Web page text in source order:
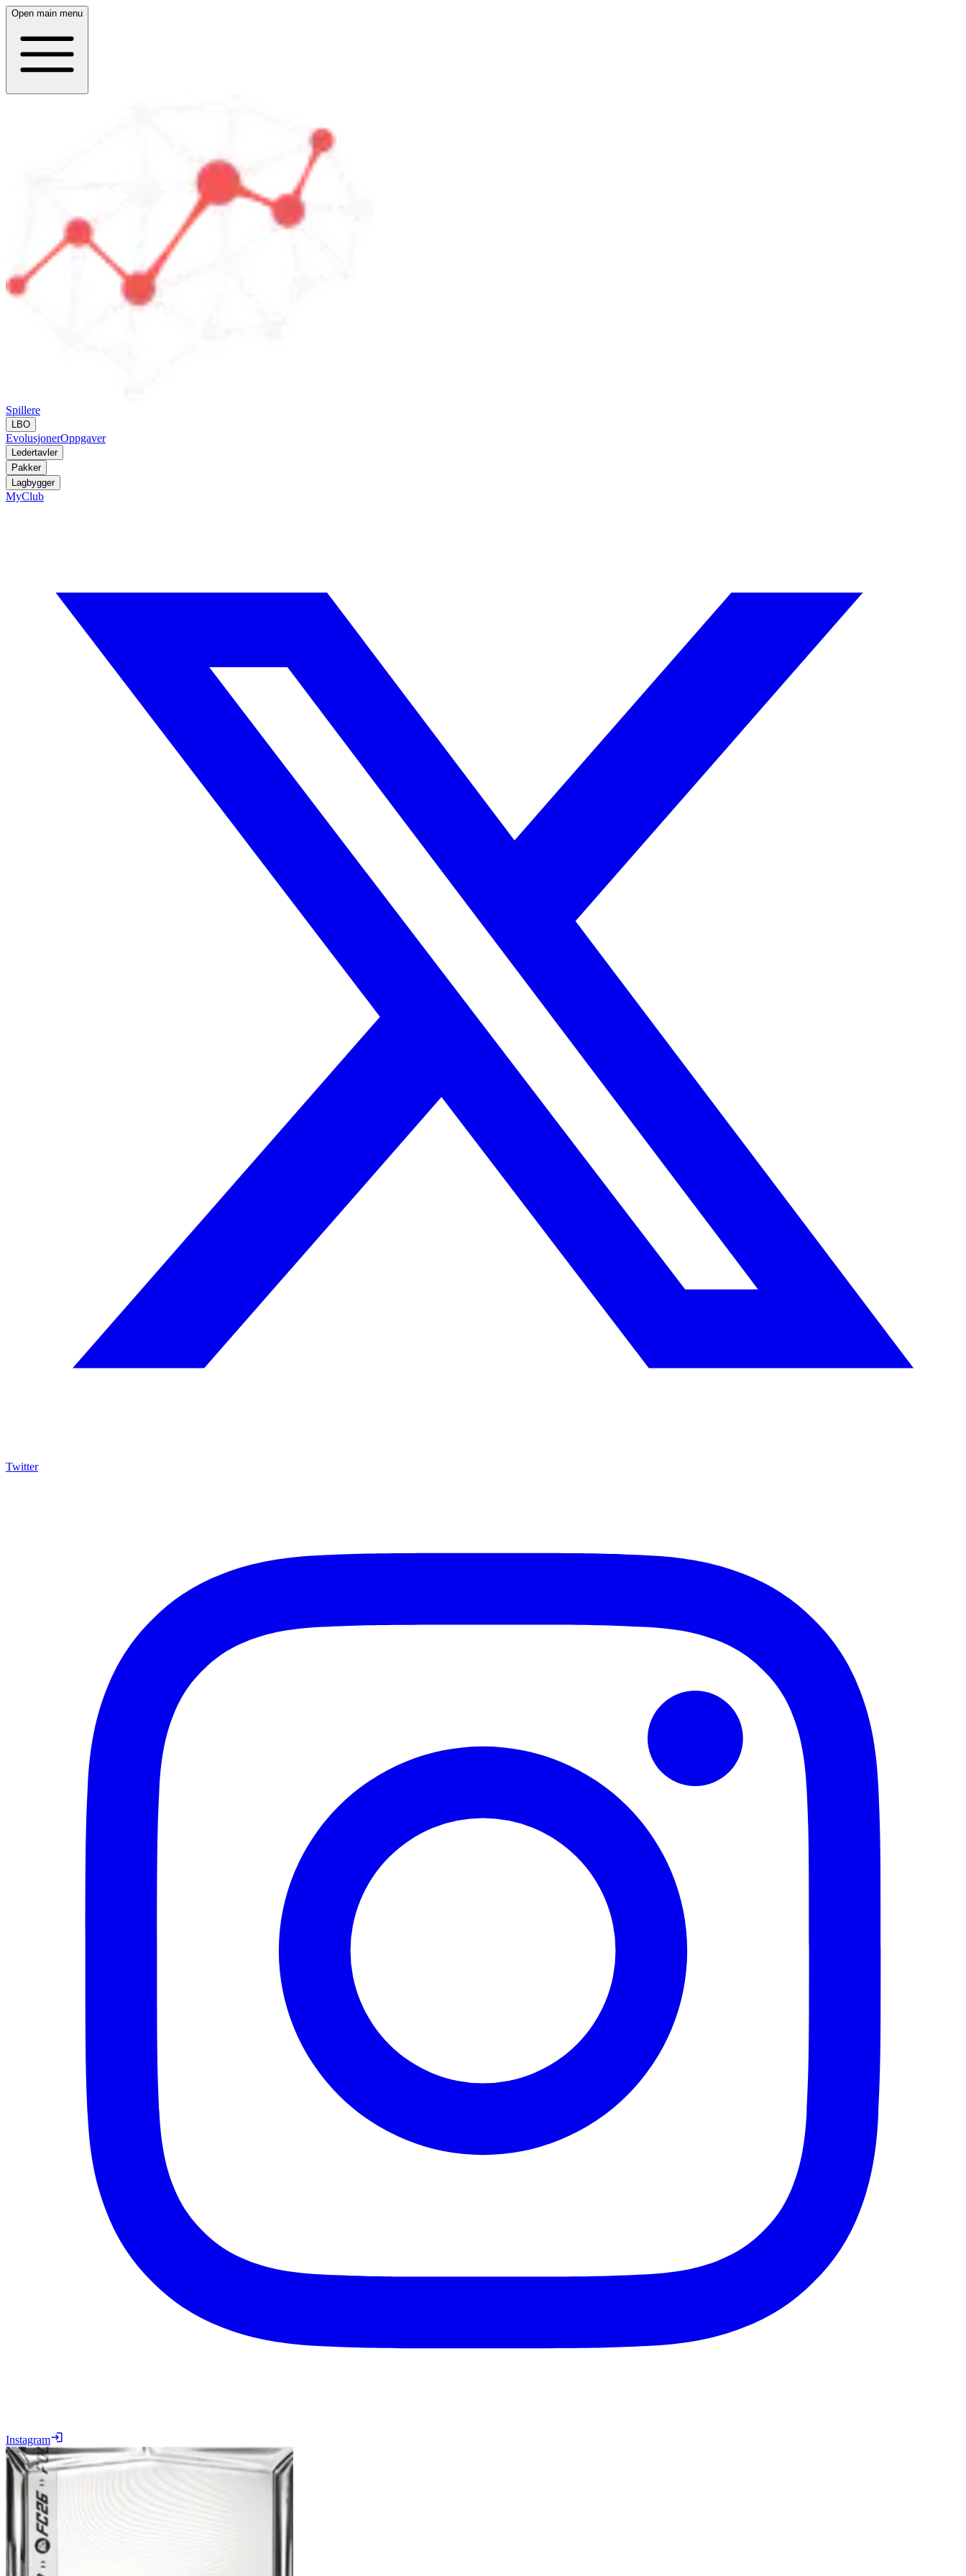
Open main menu
Spillere
LBO
EvolusjonerOppgaver
Ledertavler
Pakker
Lagbygger
MyClub
Twitter
Instagram